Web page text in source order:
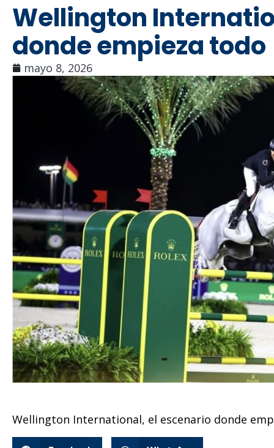
Wellington
donde empieza todo
mayo 8, 2026
Wellington International, el escenario donde